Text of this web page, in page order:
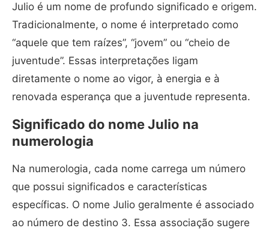
Julio é um nome de profundo significado e origem.
Tradicionalmente, o nome é interpretado como
“aquele que tem raízes”, “jovem” ou “cheio de
juventude”. Essas interpretações ligam
diretamente o nome ao vigor, à energia e à
renovada esperança que a juventude representa.
Significado do nome Julio na
numerologia
Na numerologia, cada nome carrega um número
que possui significados e características
específicas. O nome Julio geralmente é associado
ao número de destino 3. Essa associação sugere